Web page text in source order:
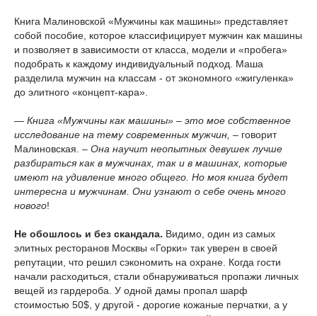
Книга Малиновской «Мужчины как машины» представляет
собой пособие, которое классифицирует мужчин как машины
и позволяет в зависимости от класса, модели и «пробега»
подобрать к каждому индивидуальный подход. Маша
разделила мужчин на классам - от экономного «жигуленка»
до элитного «концепт-кара».
— Книга «Мужчины как машины» – это мое собственное
исследование на тему современных мужчин, – говорит
Малиновская. – Она научит неопытных девушек лучше
разбираться как в мужчинах, так и в машинах, которые
имеют на удивление много общего. Но моя книга будет
интересна и мужчинам. Они узнают о себе очень много
нового!
Не обошлось и без скандала. Видимо, один из самых
элитных ресторанов Москвы «Горки» так уверен в своей
репутации, что решил сэкономить на охране. Когда гости
начали расходиться, стали обнаруживаться пропажи личных
вещей из гардероба. У одной дамы пропал шарф
стоимостью 50$, у другой - дорогие кожаные перчатки, а у